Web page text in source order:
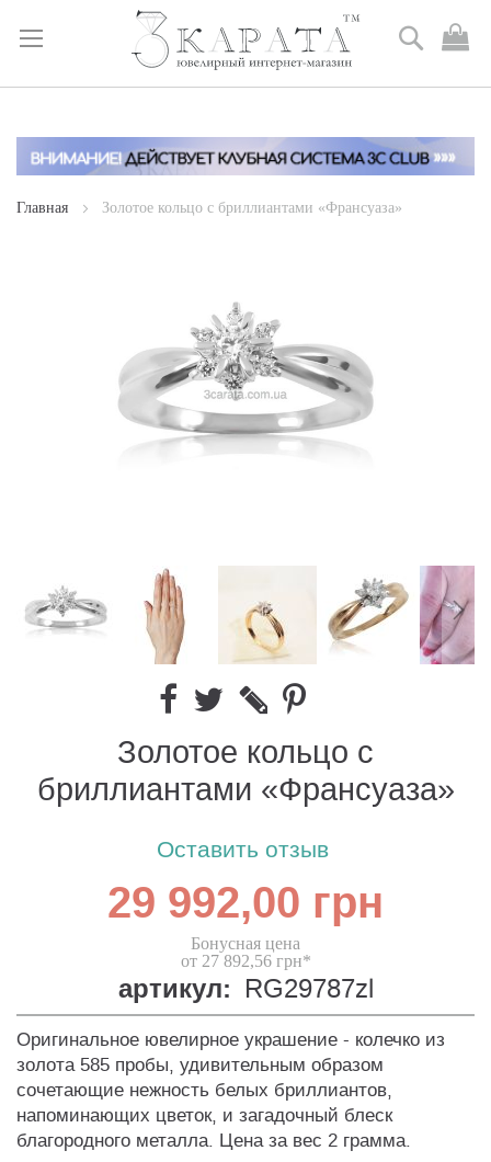
Skip
Content
Поиск
Главная Золотое кольцо с бриллиантами «Франсуаза»
Золотое кольцо с
бриллиантами «Франсуаза»
Оставить отзыв
29 992,00 грн
Бонусная цена
от 27 892,56 грн*
артикул: RG29787zl
Оригинальное ювелирное украшение - колечко из
золота 585 пробы, удивительным образом
сочетающие нежность белых бриллиантов,
напоминающих цветок, и загадочный блеск
благородного металла. Цена за вес 2 грамма.